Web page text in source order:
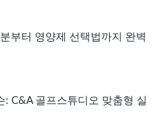
부터 영양제 선택법까지 완벽
: C&A 골프스튜디오 맞춤형 실